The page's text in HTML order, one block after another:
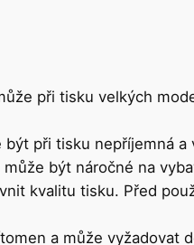
při tisku velkých
při tisku nepříjemná a
být náročné na
kvalitu tisku. Před
a může vyžadovat